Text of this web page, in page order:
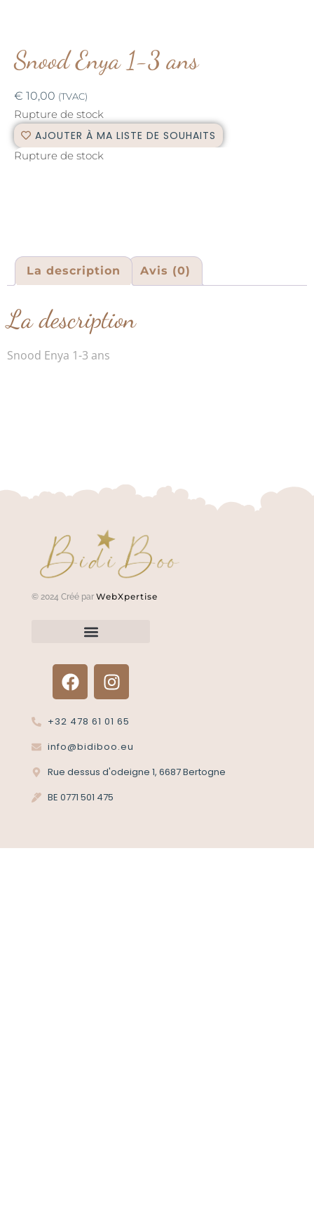
Snood Enya 1-3 ans
€ 10,00 (TVAC)
Rupture de stock
AJOUTER À MA LISTE DE SOUHAITS
Rupture de stock
La description Avis (0)
La description
Snood Enya 1-3 ans
© 2024 Créé par WebXpertise
+32 478 61 01 65
info@bidiboo.eu
Rue dessus d'odeigne 1, 6687 Bertogne
BE 0771 501 475